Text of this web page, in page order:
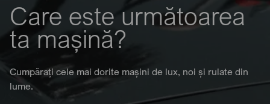
Care este următoarea
ta mașină?
Cumpărați cele mai dorite mașini de lux, noi și rulate din
lume.